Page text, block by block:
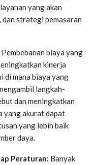
yang akan
dan strategi pemasaran
Pembebanan biaya yang
kinerja
di mana biaya yang
langkah-
dan meningkatkan
yang akurat dapat
yang lebih baik
daya.
Peraturan: Banyak